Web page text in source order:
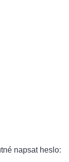
napsat heslo: